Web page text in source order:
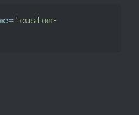
= 'custom-